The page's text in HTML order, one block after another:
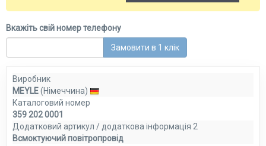
Вкажіть свій номер телефону
Замовити в 1 клік
Виробник
MEYLE(Німеччина)
Каталоговий номер
359 202 0001
Додатковий артикул / додаткова інформація 2
Всмоктуючий повітропровід